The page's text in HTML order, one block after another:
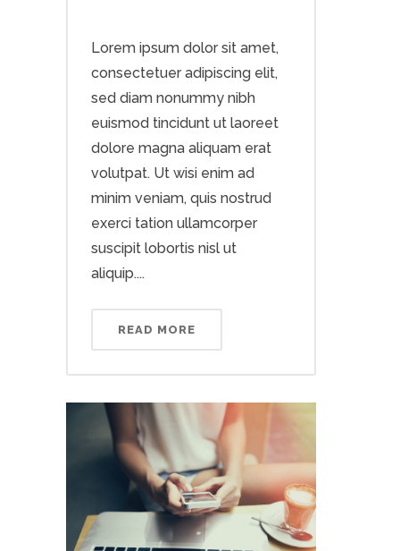
Lorem ipsum dolor sit amet,
consectetuer adipiscing elit,
sed diam nonummy nibh
euismod tincidunt ut laoreet
dolore magna aliquam erat
volutpat. Ut wisi enim ad
minim veniam, quis nostrud
exerci tation ullamcorper
suscipit lobortis nisl ut
aliquip....
READ MORE